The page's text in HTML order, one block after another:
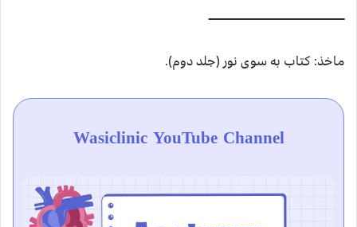
ـــــــــــــــــــــــــــــــــــــــــــــــــــــــــــــــــــــــــــــــــــــ
ماخذ: کتاب به سوی نور (جلد دوم).
Wasiclinic YouTube Channel